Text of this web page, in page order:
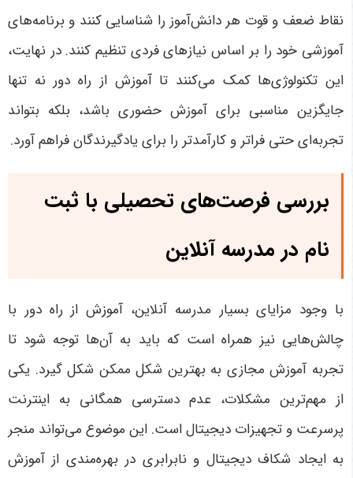
نقاط ضعف و قوت هر دانش‌آموز را شناسایی کنند و برنامه‌های
آموزشی خود را بر اساس نیازهای فردی تنظیم کنند. در نهایت،
این تکنولوژی‌ها کمک می‌کنند تا آموزش از راه دور نه تنها
جایگزین مناسبی برای آموزش حضوری باشد، بلکه بتواند
تجربه‌ای حتی فراتر و کارآمدتر را برای یادگیرندگان فراهم آورد.
بررسی فرصت‌های تحصیلی با ثبت
نام در مدرسه آنلاین
با وجود مزایای بسیار مدرسه آنلاین، آموزش از راه دور با
چالش‌هایی نیز همراه است که باید به آن‌ها توجه شود تا
تجربه آموزش مجازی به بهترین شکل ممکن شکل گیرد. یکی
از مهم‌ترین مشکلات، عدم دسترسی همگانی به اینترنت
پرسرعت و تجهیزات دیجیتال است. این موضوع می‌تواند منجر
به ایجاد شکاف دیجیتال و نابرابری در بهره‌مندی از آموزش